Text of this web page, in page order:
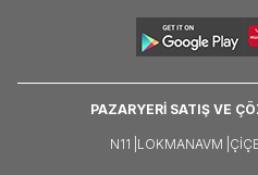
PAZARYERİ SATIŞ VE
N11 | LOKMANAVM |